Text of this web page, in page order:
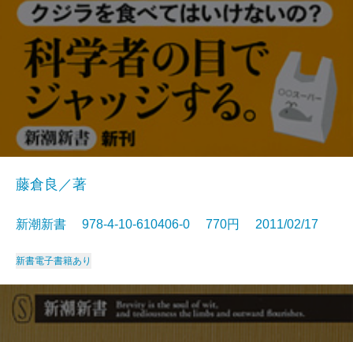
藤倉良／著
新潮新書 978-4-10-610406-0 770円 2011/02/17
新書電子書籍あり